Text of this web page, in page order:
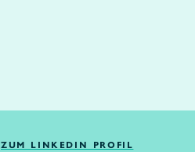
ZUM LINKEDIN PROFIL